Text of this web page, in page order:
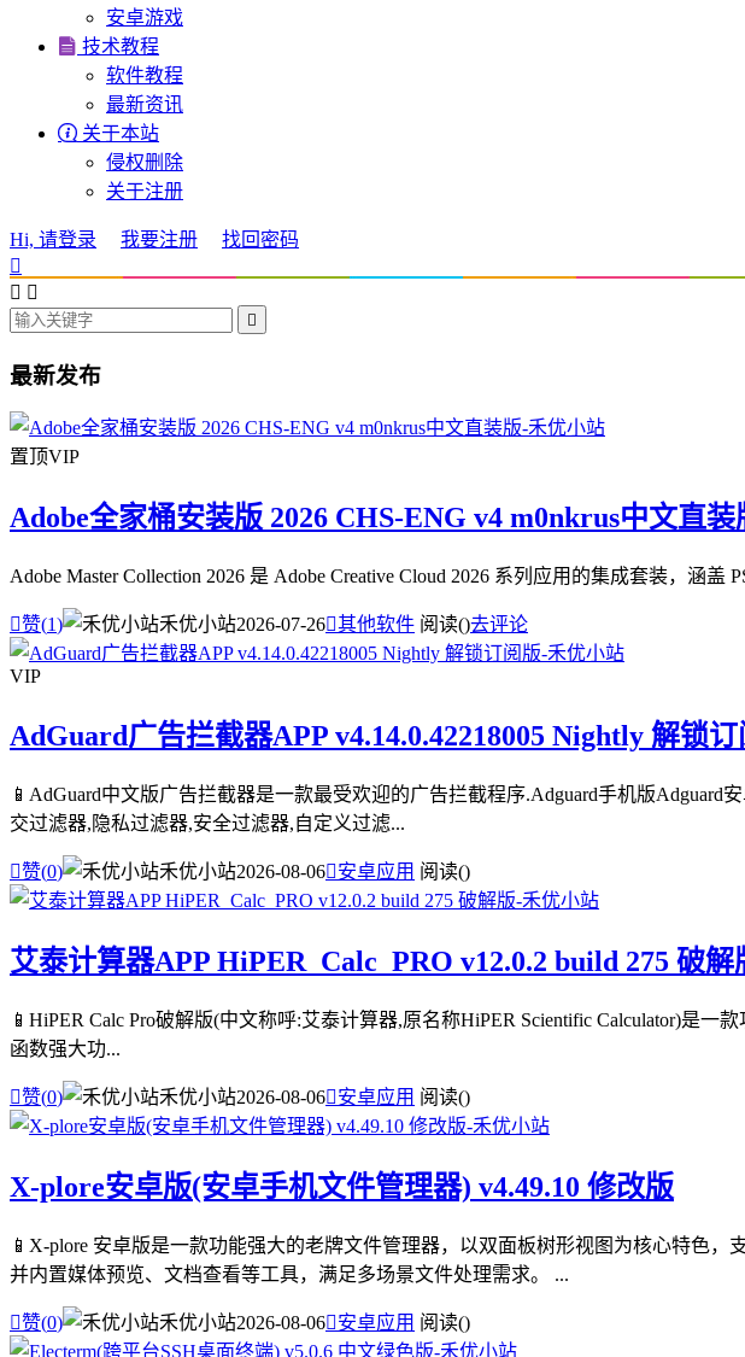
安卓游戏
 技术教程
软件教程
最新资讯
 关于本站
侵权删除
关于注册
Hi, 请登录 我要注册
找回密码

 

最新发布
置顶VIP
Adobe全家桶安装版 2026 CHS-ENG v4 m0nkrus中文直装
Adobe Master Collection 2026 是 Adobe Creative Cloud 2026 系列应用的集成套装，涵
赞(1) 禾优小站2026-07-26其他软件 阅读()去评论
VIP
AdGuard广告拦截器APP v4.14.0.42218005 Nightly 解锁
📱AdGuard中文版广告拦截器是一款最受欢迎的广告拦截程序.Adguard手机版
交过滤器,隐私过滤器,安全过滤器,自定义过滤...
赞(0) 禾优小站2026-08-06安卓应用 阅读()
艾泰计算器APP HiPER_Calc_PRO v12.0.2 build 275 破解
📱HiPER Calc Pro破解版(中文称呼:艾泰计算器,原名称HiPER Scientific Calculator)是
函数强大功...
赞(0) 禾优小站2026-08-06安卓应用 阅读()
X-plore安卓版(安卓手机文件管理器) v4.49.10 修改版
📱X-plore 安卓版是一款功能强大的老牌文件管理器，以双面板树形视图为核心特色
并内置媒体预览、文档查看等工具，满足多场景文件处理需求。 ...
赞(0) 禾优小站2026-08-06安卓应用 阅读()